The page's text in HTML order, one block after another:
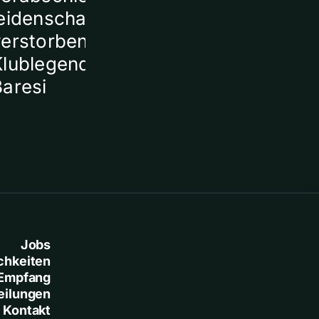
von
Franco
Jobs
Kontakt